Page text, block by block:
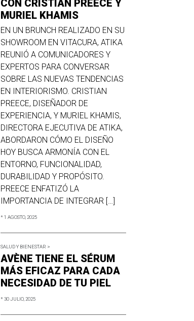
CON CRISTIAN PREECE Y
MURIEL KHAMIS
EN UN BRUNCH REALIZADO EN SU
SHOWROOM EN VITACURA, ATIKA
REUNIÓ A COMUNICADORES Y
EXPERTOS PARA CONVERSAR
SOBRE LAS NUEVAS TENDENCIAS
EN INTERIORISMO. CRISTIAN
PREECE, DISEÑADOR DE
EXPERIENCIA, Y MURIEL KHAMIS,
DIRECTORA EJECUTIVA DE ATIKA,
ABORDARON CÓMO EL DISEÑO
HOY BUSCA ARMONÍA CON EL
ENTORNO, FUNCIONALIDAD,
DURABILIDAD Y PROPÓSITO.
PREECE ENFATIZÓ LA
IMPORTANCIA DE INTEGRAR […]
* 1 AGOSTO, 2025
SALUD Y BIENESTAR >
AVÈNE TIENE EL SÉRUM
MÁS EFICAZ PARA CADA
NECESIDAD DE TU PIEL
* 30 JULIO, 2025